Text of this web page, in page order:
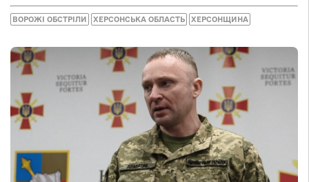
ВОРОЖІ ОБСТРІЛИ ХЕРСОНСЬКА ОБЛАСТЬ ХЕРСОНЩИНА